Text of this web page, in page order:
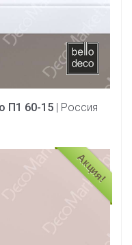
П1 60-15
| Россия
Акция!